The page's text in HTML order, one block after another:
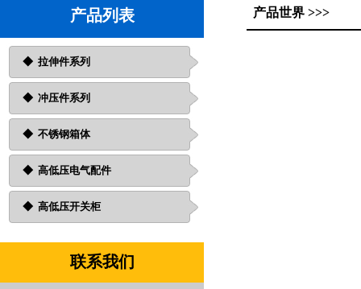
产品列表
◆ 拉伸件系列
◆ 冲压件系列
◆ 不锈钢箱体
◆ 高低压电气配件
◆ 高低压开关柜
联系我们
产品世界 >>>